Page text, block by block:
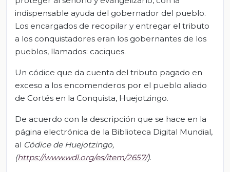
indispensable ayuda del gobernador del pueblo.
Los encargados de recopilar y entregar el tributo
a los conquistadores eran los gobernantes de los
pueblos, llamados: caciques.
Un códice que da cuenta del tributo pagado en
exceso a los encomenderos por el pueblo aliado
de Cortés en la Conquista, Huejotzingo.
De acuerdo con la descripción que se hace en la
página electrónica de la Biblioteca Digital Mundial,
al Códice de Huejotzingo,
(https://www.wdl.org/es/item/2657/).